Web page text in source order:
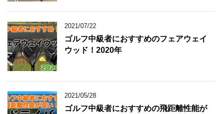
2021/07/22
ゴルフ中級者におすすめのフェアウェイ
ウッド！2020年
2021/05/28
ゴルフ中級者におすすめの飛距離性能が